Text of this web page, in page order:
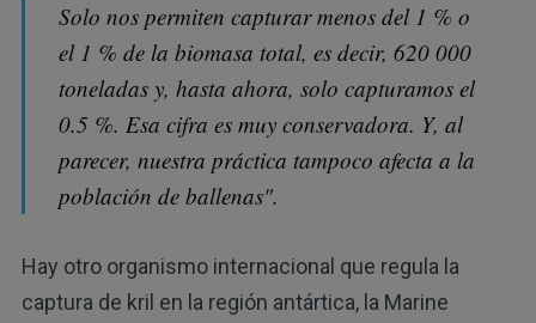
Solo nos permiten capturar menos del 1 % o
el 1 % de la biomasa total, es decir, 620 000
toneladas y, hasta ahora, solo capturamos el
0.5 %. Esa cifra es muy conservadora. Y, al
parecer, nuestra práctica tampoco afecta a la
población de ballenas".
Hay otro organismo internacional que regula la
captura de kril en la región antártica, la Marine